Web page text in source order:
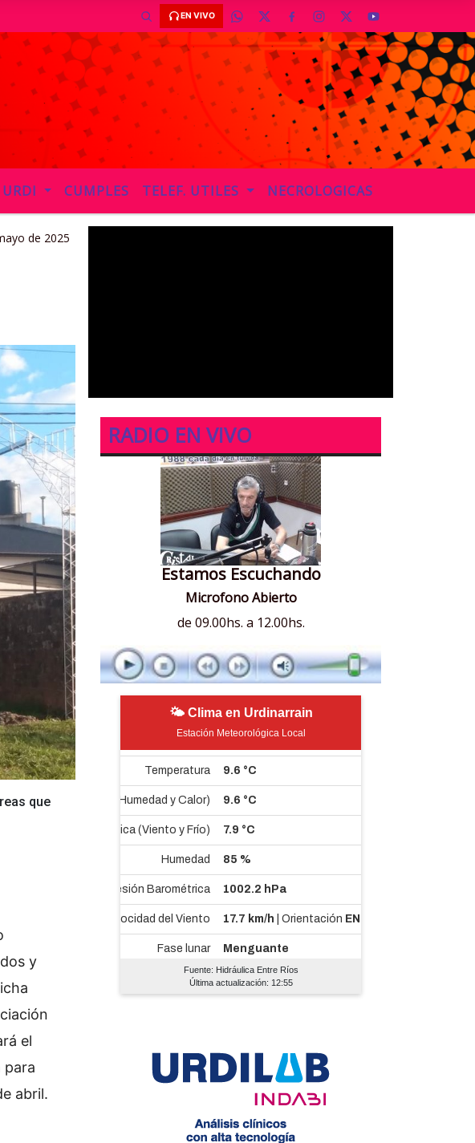
EN VIVO
CUMPLES TELEF. UTILES NECROLOGICAS
de 2025
que
y
el
para
abril.
RADIO EN VIVO
Estamos Escuchando
Microfono Abierto
de 09.00hs. a 12.00hs.
🌤 Clima en Urdinarrain
Estación Meteorológica Local
Fuente: Hidráulica Entre Ríos
Última actualización: 12:55